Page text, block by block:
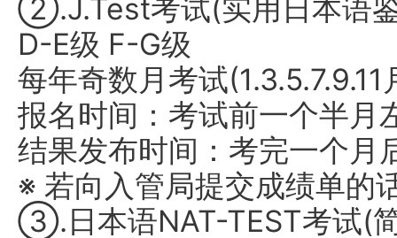
②.J.Test考试(实用日本语
D-E级 F-G级
每年奇数月考试(1.3.5.7.9.11
报名时间：考试前一个半月
结果发布时间：考完一个月
※ 若向入管局提交成绩单的
③.日本语NAT-TEST考试(